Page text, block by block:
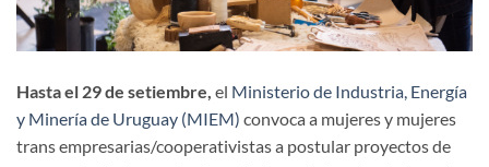
Hasta el 29 de setiembre, el Ministerio de Industria, Energía
y Minería de Uruguay (MIEM) convoca a mujeres y mujeres
trans empresarias/cooperativistas a postular proyectos de